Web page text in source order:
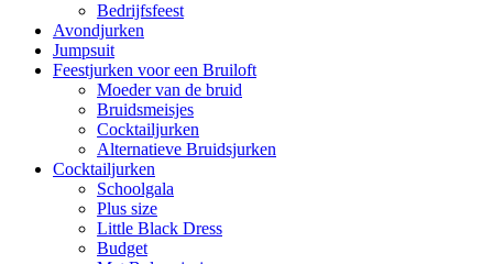
Bedrijfsfeest
Avondjurken
Jumpsuit
Feestjurken voor een Bruiloft
Moeder van de bruid
Bruidsmeisjes
Cocktailjurken
Alternatieve Bruidsjurken
Cocktailjurken
Schoolgala
Plus size
Little Black Dress
Budget